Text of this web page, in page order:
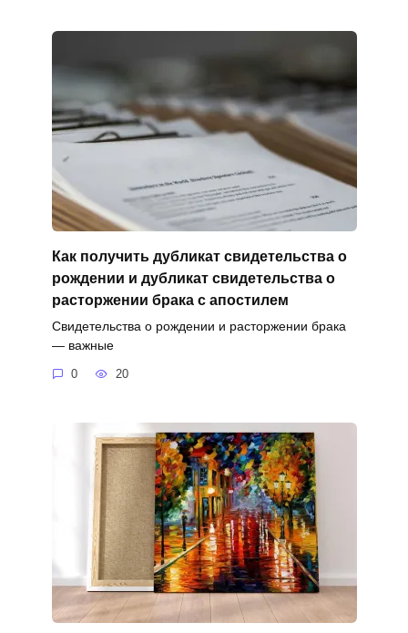
Как получить дубликат свидетельства о
рождении и дубликат свидетельства о
расторжении брака с апостилем
Свидетельства о рождении и расторжении брака
— важные
0 20